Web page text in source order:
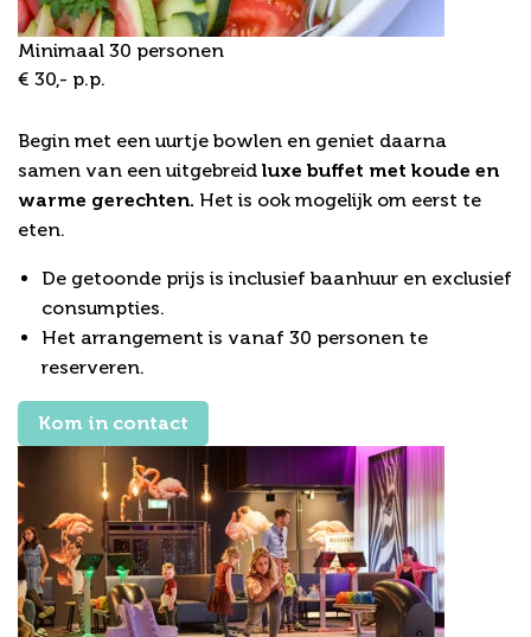
Minimaal 30 personen
€ 30,- p.p.
Begin met een uurtje bowlen en geniet daarna
samen van een uitgebreid luxe buffet met koude en
warme gerechten. Het is ook mogelijk om eerst te
eten.
De getoonde prijs is inclusief baanhuur en exclusief
consumpties.
Het arrangement is vanaf 30 personen te
reserveren.
Kom in contact